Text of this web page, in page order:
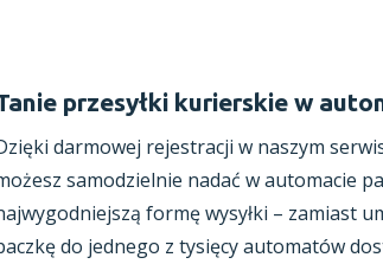
przesyłki kurierskie w
darmowej rejestracji w naszym
samodzielnie nadać w automacie
formę wysyłki – zamiast
do jednego z tysięcy automatów